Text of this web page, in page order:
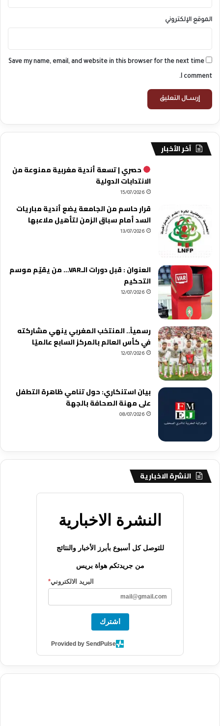
الموقع الإلكتروني
Save my name, email, and website in this browser for the next time
I comment.
آخر الأخبار
حصري | تسعة أندية مغربية ممنوعة من
الانتدابات الدولية
15/07/2026
قرار حاسم من الجامعة يضع أندية مباريات
السد أمام سباق الزمن لتأهيل ملاعبها
13/07/2026
العنوان : قبل دورات الـVAR… من يقيّم موسم
التحكيم
12/07/2026
رسمياً.. المنتخب المغربي ينهي مشاركته
في كأس العالم بالمركز السابع عالميًا
12/07/2026
بيان استنكاري: حول تنامي ظاهرة التطفل
على مهنة الصحافة بالجهة
08/07/2026
النشرة الاخبارية
النشرة الاخبارية
للتوصل كل أسبوع بأبرز الأخبار والنتائج
من جريدتكم هواة بريس
البريد الالكتروني*
اشترك
Provided by SendPulse